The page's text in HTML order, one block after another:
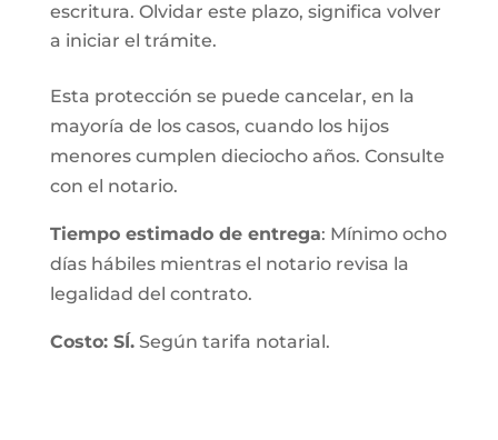
escritura. Olvidar este plazo, significa volver
a iniciar el trámite.
Esta protección se puede cancelar, en la
mayoría de los casos, cuando los hijos
menores cumplen dieciocho años. Consulte
con el notario.
Tiempo estimado de entrega: Mínimo ocho
días hábiles mientras el notario revisa la
legalidad del contrato.
Costo: SÍ.Según tarifa notarial.